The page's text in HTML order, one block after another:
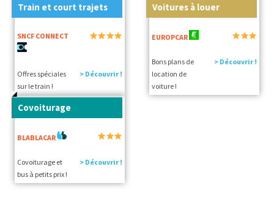
Train et court trajets
SNCF CONNECT
Offres spéciales
sur le train !
> Découvrir !
Voitures à louer
EUROPCAR
Bons plans de
location de
voiture !
> Découvrir !
Covoiturage
BLABLACAR
Covoiturage et
bus à petits prix !
> Découvrir !